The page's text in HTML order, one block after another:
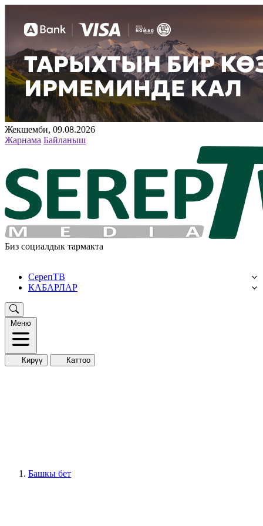
Жекшемби, 09.08.2026
Жарнама Байланыш
Биз социалдык тармакта
СерепТВ
КАБАРЛАР
Меню
Кирүү Каттоо
Башкы бет